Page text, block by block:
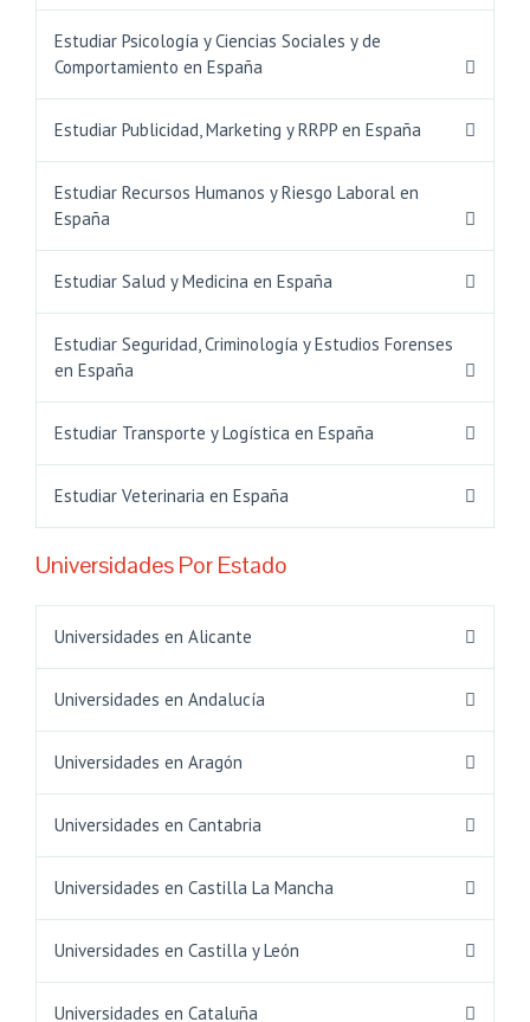
Estudiar Psicología y Ciencias Sociales y de
Comportamiento en España
Estudiar Publicidad, Marketing y RRPP en España
Estudiar Recursos Humanos y Riesgo Laboral en
España
Estudiar Salud y Medicina en España
Estudiar Seguridad, Criminología y Estudios Forenses
en España
Estudiar Transporte y Logística en España
Estudiar Veterinaria en España
Universidades Por Estado
Universidades en Alicante
Universidades en Andalucía
Universidades en Aragón
Universidades en Cantabria
Universidades en Castilla La Mancha
Universidades en Castilla y León
Universidades en Cataluña